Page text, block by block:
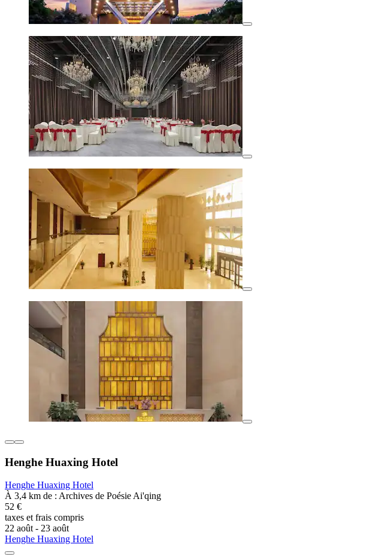
Henghe Huaxing Hotel
Henghe Huaxing Hotel
À 3,4 km de : Archives de Poésie Ai'qing
52 €
taxes et frais compris
22 août - 23 août
Henghe Huaxing Hotel